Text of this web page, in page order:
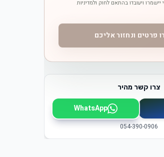
ויעובדו בהתאם לחוק ולמדיניות
פרטים ונחזור אליכם
צרו קשר מהיר
WhatsApp
054-390-0906